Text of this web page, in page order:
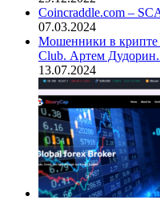
Coincraddle.com –
07.03.2024
Мошенники в крипте
Club. Артем
13.07.2024